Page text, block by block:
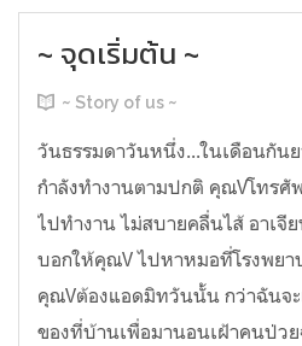
~ จุดเริ่มต้น ~
~ Story of us ~
วันธรรมดาวันหนึ่ง...ในเดือนกั
กำลังทำงานตามปกติ คุณVโทร
ไปทำงาน ไม่สบายคลื่นไส้ อาเ
บอกให้คุณV ไปหาหมอที่โรงพยา
คุณVต้องแอดมิทวันนั้น กว่าฉันจะ
ของที่บ้านเพื่อมานอนเฝ้าคนป่ว